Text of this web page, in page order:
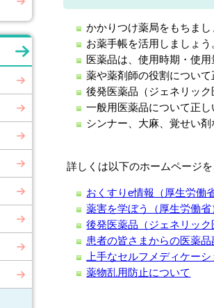
かかりつけ薬局をもちまし
お薬手帳を活用しましょう
医薬品は、使用時期・使
薬や薬剤師の役割について
後発医薬品（ジェネリッ
一般用医薬品について正
シンナー、大麻、覚せい
詳しくは以下のホームページを
おくすりe情報（厚生労働省
薬害を学ぼう（厚生労働省
後発医薬品（ジェネリッ
患者の皆さまからの医薬
上手なセルフメディケーシ
薬物乱用防止について